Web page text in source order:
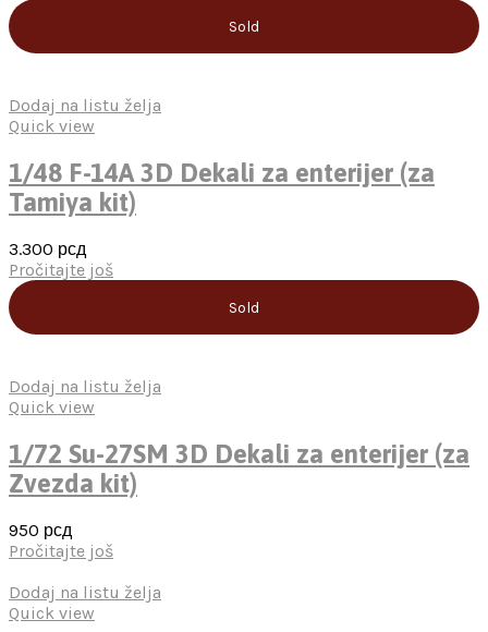
Sold
Dodaj na listu želja
Quick view
1/48 F-14A 3D Dekali za enterijer (za
Tamiya kit)
3.300 рсд
Pročitajte još
Sold
Dodaj na listu želja
Quick view
1/72 Su-27SM 3D Dekali za enterijer (za
Zvezda kit)
950 рсд
Pročitajte još
Dodaj na listu želja
Quick view